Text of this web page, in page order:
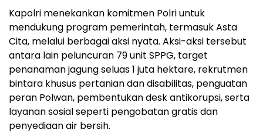
Kapolri menekankan komitmen Polri untuk
mendukung program pemerintah, termasuk Asta
Cita, melalui berbagai aksi nyata. Aksi-aksi tersebut
antara lain peluncuran 79 unit SPPG, target
penanaman jagung seluas 1 juta hektare, rekrutmen
bintara khusus pertanian dan disabilitas, penguatan
peran Polwan, pembentukan desk antikorupsi, serta
layanan sosial seperti pengobatan gratis dan
penyediaan air bersih.